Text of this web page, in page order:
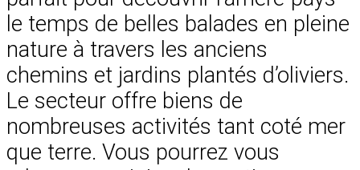
le temps de belles balades en pleine
nature à travers les anciens
chemins et jardins plantés d’oliviers.
Le secteur offre biens de
nombreuses activités tant coté mer
que terre. Vous pourrez vous